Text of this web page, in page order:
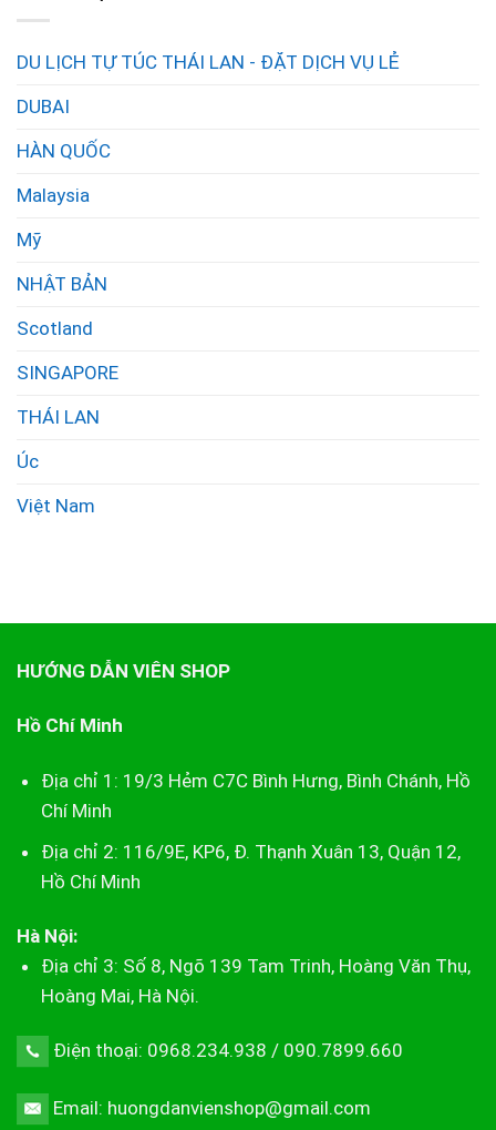
DU LỊCH TỰ TÚC THÁI LAN - ĐẶT DỊCH VỤ LẺ
DUBAI
HÀN QUỐC
Malaysia
Mỹ
NHẬT BẢN
Scotland
SINGAPORE
THÁI LAN
Úc
Việt Nam
HƯỚNG DẪN VIÊN SHOP
Hồ Chí Minh
Địa chỉ 1: 19/3 Hẻm C7C Bình Hưng, Bình Chánh, Hồ
Chí Minh
Địa chỉ 2: 116/9E, KP6, Đ. Thạnh Xuân 13, Quận 12,
Hồ Chí Minh
Hà Nội:
Địa chỉ 3: Số 8, Ngõ 139 Tam Trinh, Hoàng Văn Thụ,
Hoàng Mai, Hà Nội.
Điện thoại: 0968.234.938 / 090.7899.660
Email: huongdanvienshop@gmail.com